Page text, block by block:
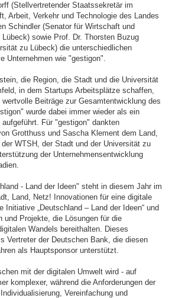
(Stellvertretender Staatssekretär im
Arbeit, Verkehr und Technologie des Landes
Schindler (Senator für Wirtschaft und
sowie Prof. Dr. Thorsten Buzug
zu Lübeck) die unterschiedlichen
Unternehmen wie "gestigon".
die Region, die Stadt und die Universität
in dem Startups Arbeitsplätze schaffen,
Beiträge zur Gesamtentwicklung des
wurde dabei immer wieder als ein
aufgeführt. Für "gestigon" dankten
Grotthuss und Sascha Klement dem Land,
WTSH, der Stadt und der Universität zu
der Unternehmensentwicklung
- Land der Ideen" steht in diesem Jahr im
Land, Netz! Innovationen für eine digitale
Initiative „Deutschland – Land der Ideen“ und
und Projekte, die Lösungen für die
Wandels bereithalten. Dieses
Vertreter der Deutschen Bank, die diesen
als Hauptsponsor unterstützt.
mit der digitalen Umwelt wird - auf
komplexer, während die Anforderungen der
Vereinfachung und